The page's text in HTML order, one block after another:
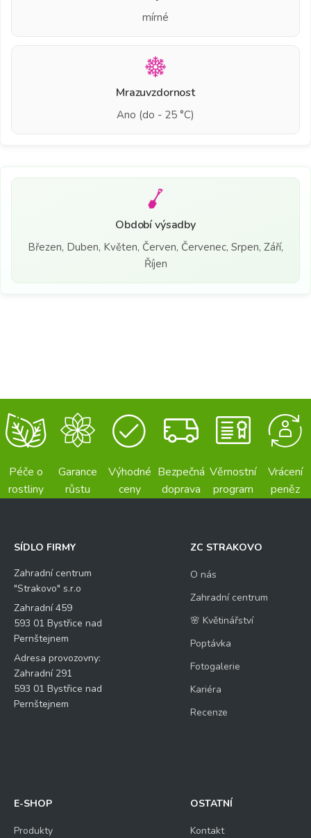
mírné
Mrazuvzdornost
Ano (do - 25 °C)
Období výsadby
Březen, Duben, Květen, Červen, Červenec, Srpen, Září,
Říjen
Péče o
rostliny
Garance
růstu
Výhodné
ceny
Bezpečná
doprava
Věrnostní
program
Vrácení
peněz
SÍDLO FIRMY
Zahradní centrum
"Strakovo" s.r.o
Zahradní 459
593 01 Bystřice nad
Pernštejnem
Adresa provozovny:
Zahradní 291
593 01 Bystřice nad
Pernštejnem
ZC STRAKOVO
O nás
Zahradní centrum
🌸 Květinářství
Poptávka
Fotogalerie
Kariéra
Recenze
E-SHOP
Produkty
OSTATNÍ
Kontakt